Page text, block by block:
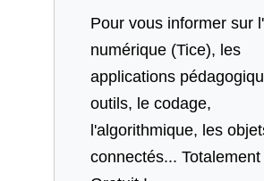
Pour vous informer sur
numérique (Tice), les
applications
outils, le codage,
l'algorithmique, les
connectés... Totalement